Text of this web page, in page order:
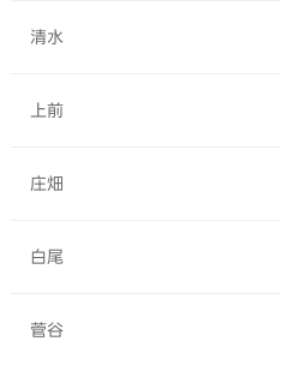
清水
上前
庄畑
白尾
菅谷